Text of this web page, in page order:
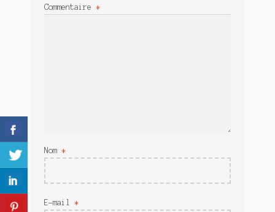
Sans retour
Sauver ou périr
Une baffe et ça repart
Commentaire *
Nom *
E-mail *